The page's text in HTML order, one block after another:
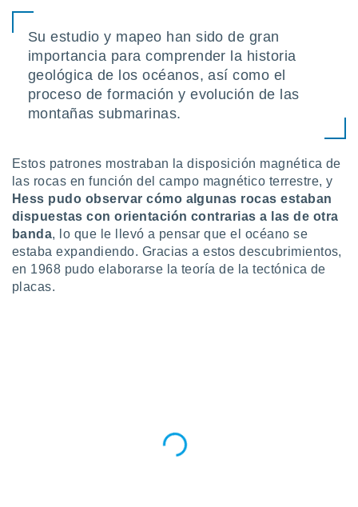
IP
posible
traten tus
en
interés
a lo que
u
datos
momento
en
en
en
Su estudio y mapeo han sido de gran
importancia para comprender la historia
geológica de los océanos, así como el
proceso de formación y evolución de las
montañas submarinas.
Estos patrones mostraban la disposición magnética de
las rocas en función del campo magnético terrestre, y
Hess pudo observar cómo algunas rocas estaban
dispuestas con orientación contrarias a las de otra
banda, lo que le llevó a pensar que el océano se
estaba expandiendo. Gracias a estos descubrimientos,
en 1968 pudo elaborarse la teoría de la tectónica de
placas.